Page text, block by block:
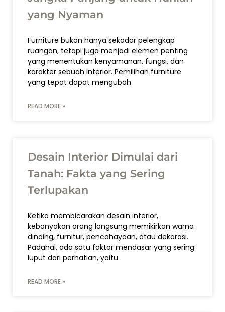
yang Nyaman
Furniture bukan hanya sekadar pelengkap
ruangan, tetapi juga menjadi elemen penting
yang menentukan kenyamanan, fungsi, dan
karakter sebuah interior. Pemilihan furniture
yang tepat dapat mengubah
READ MORE »
Desain Interior Dimulai dari
Tanah: Fakta yang Sering
Terlupakan
Ketika membicarakan desain interior,
kebanyakan orang langsung memikirkan warna
dinding, furnitur, pencahayaan, atau dekorasi.
Padahal, ada satu faktor mendasar yang sering
luput dari perhatian, yaitu
READ MORE »